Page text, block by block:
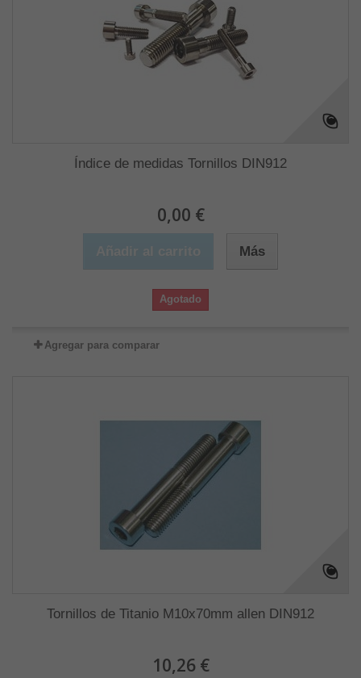
Índice de medidas Tornillos DIN912
0,00 €
Más
Agotado
Agregar para comparar
Tornillos de Titanio M10x70mm allen DIN912
10,26 €